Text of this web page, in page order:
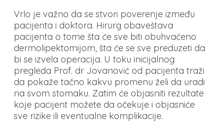
Vrlo je važno da se stvori poverenje između
pacijenta i doktora. Hirurg obaveštava
pacijenta o tome šta će sve biti obuhvaćeno
dermolipektomijom, šta će se sve preduzeti da
bi se izvela operacija. U toku inicijalnog
pregleda Prof. dr Jovanović od pacijenta traži
da pokaže tačno kakvu promenu želi da uradi
na svom stomaku. Zatim će objasniti rezultate
koje pacijent možete da očekuje i objasniće
sve rizike ili eventualne komplikacije.